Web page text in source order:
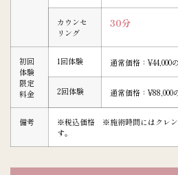
カウンセ
リング
30分
初回
体験
限定
料金
1回体験 通常価格：¥44,000
2回体験 通常価格：¥88,000
備考
※税込価格 ※施術時間にはクレン
す。